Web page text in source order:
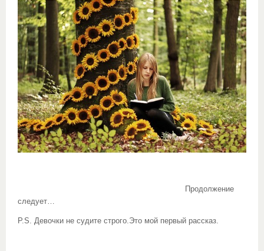
Продолжение
следует…
P.S. Девочки не судите строго.Это мой первый рассказ.